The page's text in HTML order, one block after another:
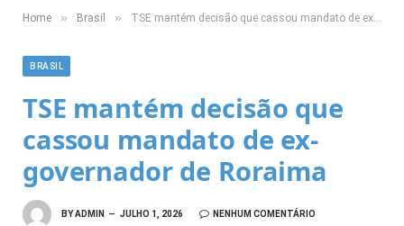
Home » Brasil » TSE mantém decisão que cassou mandato de ex-governador de Roraima
BRASIL
TSE mantém decisão que
cassou mandato de ex-
governador de Roraima
BYADMIN JULHO 1, 2026 NENHUM COMENTÁRIO